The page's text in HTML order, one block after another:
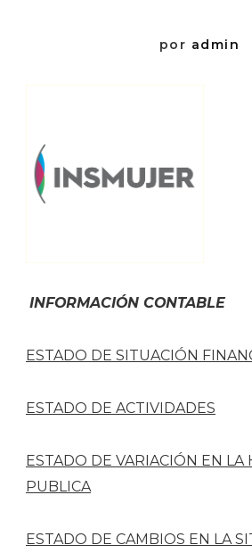
por admin
INFORMACIÓN CONTABLE
ESTADO DE SITUACIÓN
ESTADO DE ACTIVIDADES
ESTADO DE VARIACIÓN EN LA
PUBLICA
ESTADO DE CAMBIOS EN LA